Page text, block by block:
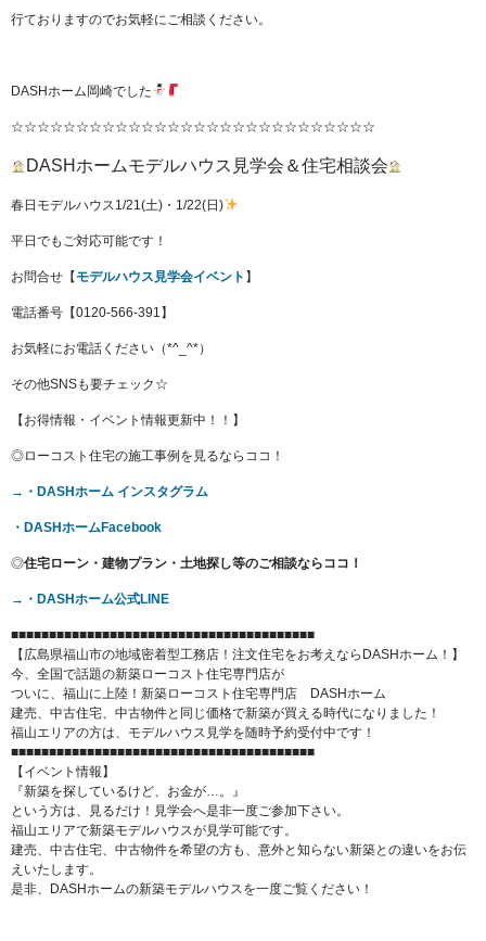
行ておりますのでお気軽にご相談ください。
DASHホーム岡崎でした
☆☆☆☆☆☆☆☆☆☆☆☆☆☆☆☆☆☆☆☆☆☆☆☆☆☆☆☆
DASHホームモデルハウス見学会＆住宅相談会
春日モデルハウス1/21(土)・1/22(日)
平日でもご対応可能です！
お問合せ【 モデルハウス見学会イベント 】
電話番号【0120-566-391】
お気軽にお電話ください（*^_^*）
その他SNSも要チェック☆
【お得情報・イベント情報更新中！！】
◎ローコスト住宅の施工事例を見るならココ！
→・DASHホーム インスタグラム
・DASHホームFacebook
◎住宅ローン・建物プラン・土地探し等のご相談ならココ！
→・DASHホーム公式LINE
■■■■■■■■■■■■■■■■■■■■■■■■■■■■■■■■■■■■■■■■
【広島県福山市の地域密着型工務店！注文住宅をお考えならDASHホーム！】
今、全国で話題の新築ローコスト住宅専門店が
ついに、福山に上陸！新築ローコスト住宅専門店 DASHホーム
建売、中古住宅、中古物件と同じ価格で新築が買える時代になりました！
福山エリアの方は、モデルハウス見学を随時予約受付中です！
■■■■■■■■■■■■■■■■■■■■■■■■■■■■■■■■■■■■■■■■
【イベント情報】
『新築を探しているけど、お金が…。』
という方は、見るだけ！見学会へ是非一度ご参加下さい。
福山エリアで新築モデルハウスが見学可能です。
建売、中古住宅、中古物件を希望の方も、意外と知らない新築との違いをお伝
えいたします。
是非、DASHホームの新築モデルハウスを一度ご覧ください！